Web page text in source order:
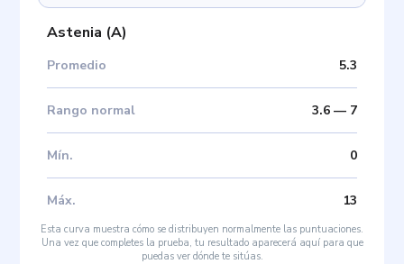
Astenia (A)
Promedio 5.3
Rango normal 3.6— 7
Mín. 0
Máx. 13
Esta curva muestra cómo se distribuyen normalmente las puntuaciones.
Una vez que completes la prueba, tu resultado aparecerá aquí para que
puedas ver dónde te sitúas.